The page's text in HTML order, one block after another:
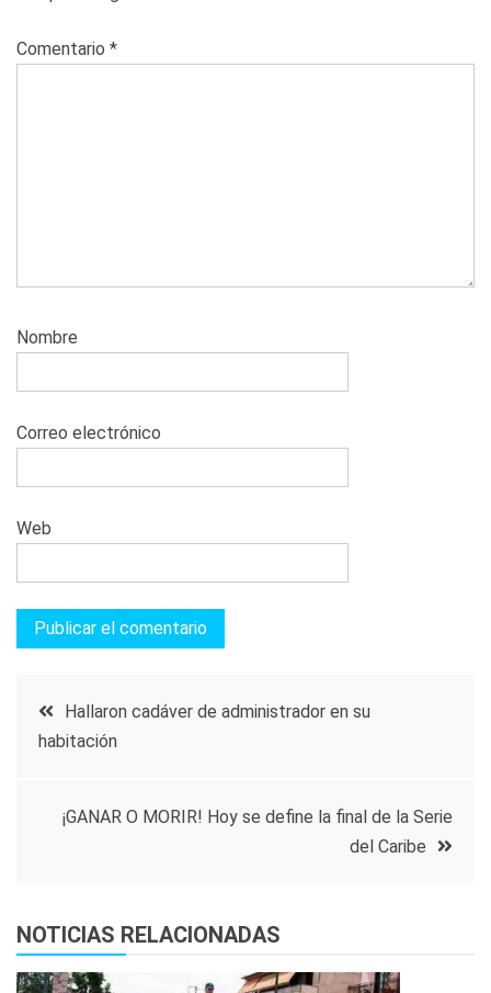
Comentario *
Nombre
Correo electrónico
Web
Navegación
entradas
Hallaron cadáver de administrador en su
habitación
¡GANAR O MORIR! Hoy se define la final de la Serie
del Caribe
NOTICIAS RELACIONADAS